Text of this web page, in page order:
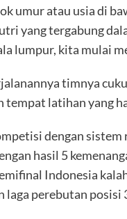
umur atau usia di
yang tergabung
lumpur, kita mulai
timnya
tempat latihan yang
dengan
hasil 5
Indonesia
laga perebutan